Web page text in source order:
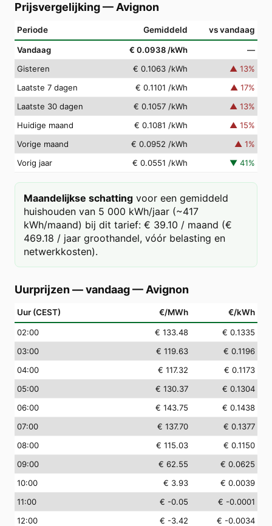
Prijsvergelijking— Avignon
Periode Gemiddeld vs vandaag
Vandaag € 0.0938 /kWh
—
Gisteren
€ 0.1063 /kWh ▲ 13%
Laatste 7 dagen
€ 0.1101 /kWh ▲ 17%
Laatste 30 dagen
€ 0.1057 /kWh ▲ 13%
Huidige maand
€ 0.1081 /kWh ▲ 15%
Vorige maand
€ 0.0952 /kWh ▲ 1%
Vorig jaar
€ 0.0551 /kWh ▼ 41%
Maandelijkse schatting voor een gemiddeld
huishouden van 5 000 kWh/jaar (~417
kWh/maand) bij dit tarief: € 39.10 / maand (€
469.18 / jaar groothandel, vóór belasting en
netwerkkosten).
Uurprijzen — vandaag— Avignon
Uur (CEST) €/MWh €/kWh
02:00 € 133.48
€ 0.1335
03:00 € 119.63
€ 0.1196
04:00 € 117.32
€ 0.1173
05:00 € 130.37
€ 0.1304
06:00 € 143.75
€ 0.1438
07:00 € 137.70
€ 0.1377
08:00 € 115.03
€ 0.1150
09:00 € 62.55
€ 0.0625
10:00 € 3.93
€ 0.0039
11:00 € -0.05
€ -0.0001
12:00 € -3.42
€ -0.0034